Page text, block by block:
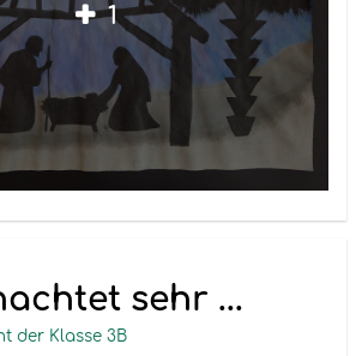
1
sehr ...
der Klasse 3B